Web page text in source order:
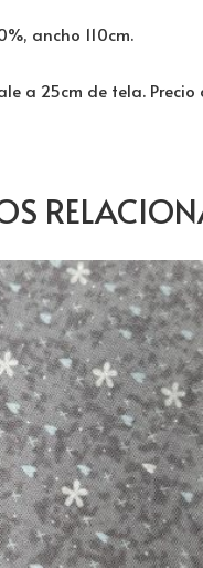
ancho 110cm.
a 25cm de tela. Precio